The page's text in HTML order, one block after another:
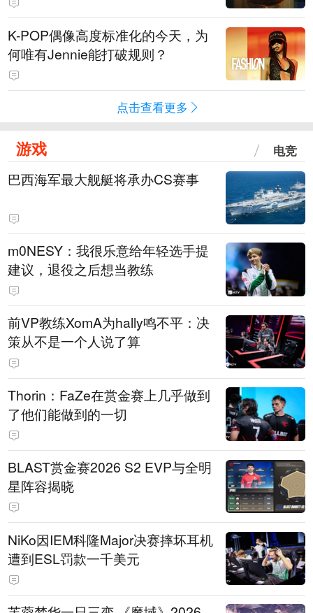
K-POP偶像高度标准化的今天，为
何唯有Jennie能打破规则？
点击查看更多
游戏 电竞
巴西海军最大舰艇将承办CS赛事
m0NESY：我很乐意给年轻选手提
建议，退役之后想当教练
前VP教练XomA为hally鸣不平：决
策从不是一个人说了算
Thorin：FaZe在赏金赛上几乎做到
了他们能做到的一切
BLAST赏金赛2026 S2 EVP与全明
星阵容揭晓
NiKo因IEM科隆Major决赛摔坏耳机
遭到ESL罚款一千美元